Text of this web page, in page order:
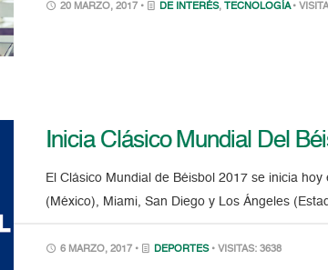
20 MARZO, 2017 • DE INTERÉS, TECNOLOGÍA •
Inicia Clásico Mundial Del
El Clásico Mundial de Béisbol 2017 se inicia
(México), Miami, San Diego y Los Ángeles
6 MARZO, 2017 • DEPORTES • VISITAS: 3638